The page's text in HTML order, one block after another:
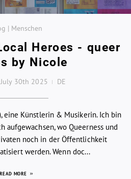
| Menschen
Heroes - queer
by Nicole
July 30th 2025 DE
eine Künstlerin & Musikerin. Ich bin
aufgewachsen, wo Queerness und
noch in der Öffentlichkeit
werden. Wenn doc...
READ MORE